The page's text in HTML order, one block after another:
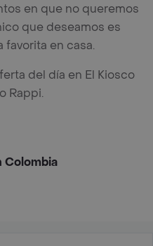
en que no queremos
que deseamos es
en casa.
del día en El Kiosco
Rappi.
Colombia